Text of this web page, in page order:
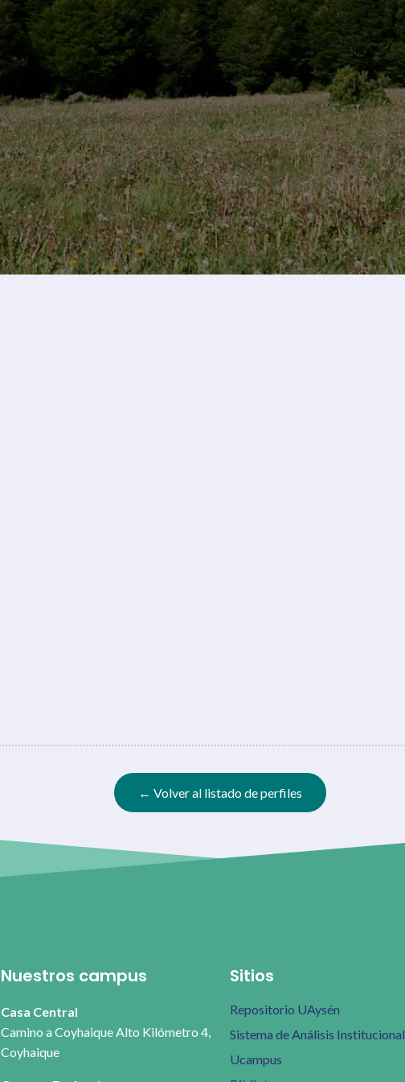
← Volver al listado de perfiles
Nuestros campus
Casa Central
Camino a Coyhaique Alto Kilómetro 4,
Coyhaique
Sitios
Repositorio UAysén
Sistema de Análisis Institucional
Ucampus